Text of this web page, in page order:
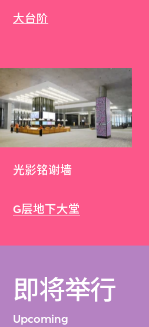
大台阶
光影铭谢墙
G层地下大堂
即将举行
Upcoming